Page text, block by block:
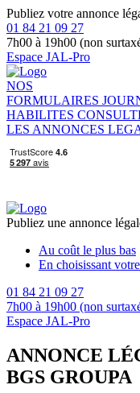
Publiez votre annonce
01 84 21 09 27
7h00 à 19h00 (non
Espace JAL-Pro
NOS
FORMULAIRES
HABILITES
LES ANNONCES
Publiez une annonce
Au coût le plus bas
En choisissant
01 84 21 09 27
7h00 à 19h00 (non
Espace JAL-Pro
ANNONCE
BGS GROUPA